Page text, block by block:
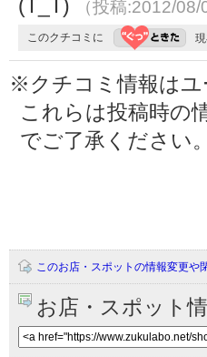
(T_T)
（投稿:2012/
このクチコミに 現
※クチコミ情報はユ
これらは投稿時の
でご了承ください。
このお店・スポットの情報変更や
お店・スポット